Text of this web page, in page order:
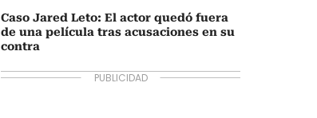
Caso Jared Leto: El actor quedó fuera
de una película tras acusaciones en su
contra